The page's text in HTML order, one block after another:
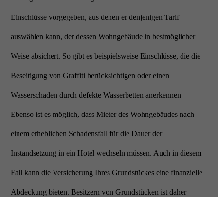
Einschlüsse vorgegeben, aus denen er denjenigen Tarif
auswählen kann, der dessen Wohngebäude in bestmöglicher
Weise absichert. So gibt es beispielsweise Einschlüsse, die die
Beseitigung von Graffiti berücksichtigen oder einen
Wasserschaden durch defekte Wasserbetten anerkennen.
Ebenso ist es möglich, dass Mieter des Wohngebäudes nach
einem erheblichen Schadensfall für die Dauer der
Instandsetzung in ein Hotel wechseln müssen. Auch in diesem
Fall kann die Versicherung Ihres Grundstückes eine finanzielle
Abdeckung bieten. Besitzern von Grundstücken ist daher